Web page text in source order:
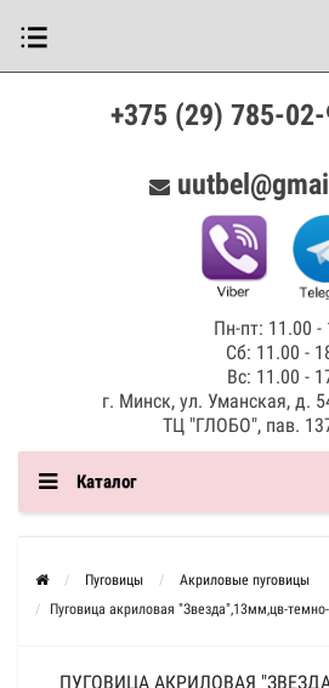
+375 (29) 785-
Пн-пт: 11.00 -
Сб: 11.00 -
Вс: 11.00 -
г. Минск, ул. Уманская, д.
ТЦ "ГЛОБО", пав.
Каталог
Пуговицы
Акриловые пуговицы
Пуговица акриловая "Звезда",13мм,цв-
ПУГОВИЦА АКРИЛОВАЯ